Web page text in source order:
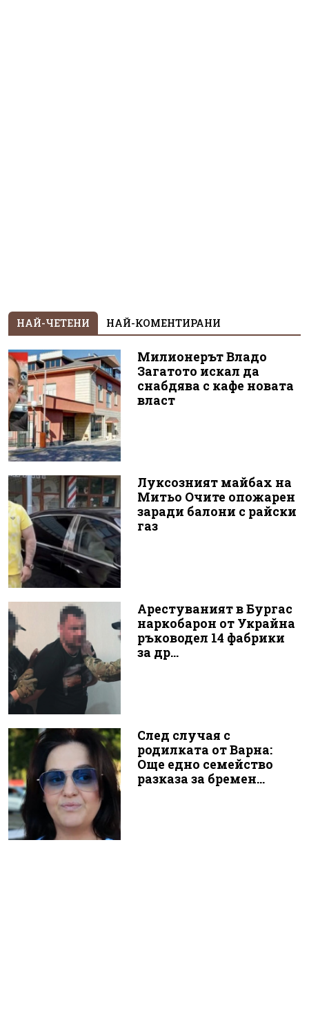
НАЙ-ЧЕТЕНИ НАЙ-КОМЕНТИРАНИ
Милионерът Владо
Загатото искал да
снабдява с кафе новата
власт
Луксозният майбах на
Митьо Очите опожарен
заради балони с райски
газ
Арестуваният в Бургас
наркобарон от Украйна
ръководел 14 фабрики
за др...
След случая с
родилката от Варна:
Още едно семейство
разказа за бремен...